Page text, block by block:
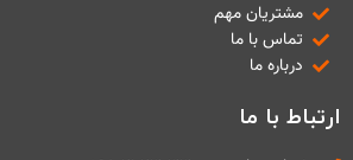
مشتریان مهم
تماس با ما
درباره ما
ارتباط با ما